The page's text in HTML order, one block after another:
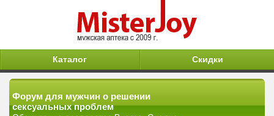
Каталог Скидки
Форум для мужчин о решении
сексуальных проблем